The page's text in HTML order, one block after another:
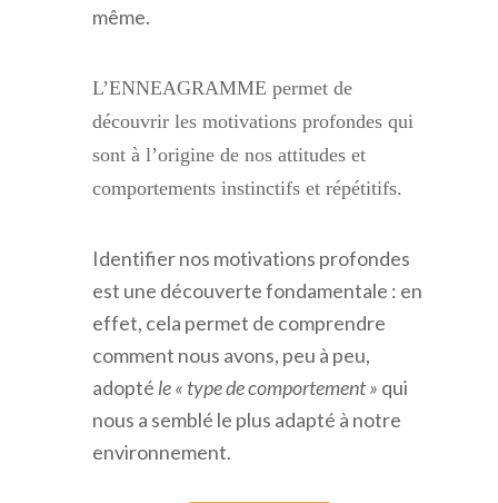
même.
L’ENNEAGRAMME permet de
découvrir les motivations profondes qui
sont à l’origine de nos attitudes et
comportements instinctifs et répétitifs.
Identifier nos motivations profondes
est une découverte fondamentale : en
effet, cela permet de comprendre
comment nous avons, peu à peu,
adopté le« type de comportement » qui
nous a semblé le plus adapté à notre
environnement.